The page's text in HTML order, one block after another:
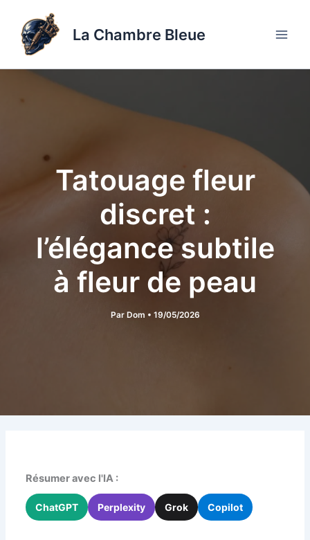
contenu
La Chambre Bleue
Tatouage fleur
discret :
l’élégance subtile
à fleur de peau
Par Dom • 19/05/2026
Résumer avec l'IA :
ChatGPT Perplexity Grok Copilot